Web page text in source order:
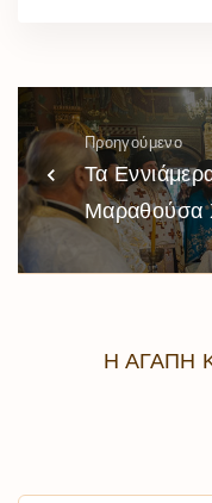
Προηγούμενο
Τα
Μαραθούσα
Η ΑΓΑΠΗ